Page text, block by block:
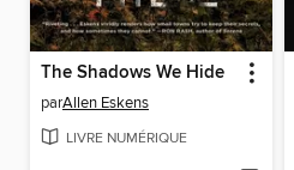
The Shadows We Hide
parAllen Eskens
LIVRE NUMÉRIQUE